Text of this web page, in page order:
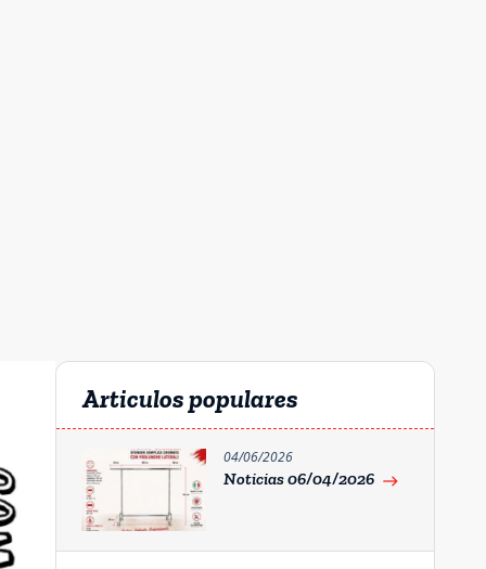
Articulos populares
04/06/2026
Noticias 06/04/2026 east